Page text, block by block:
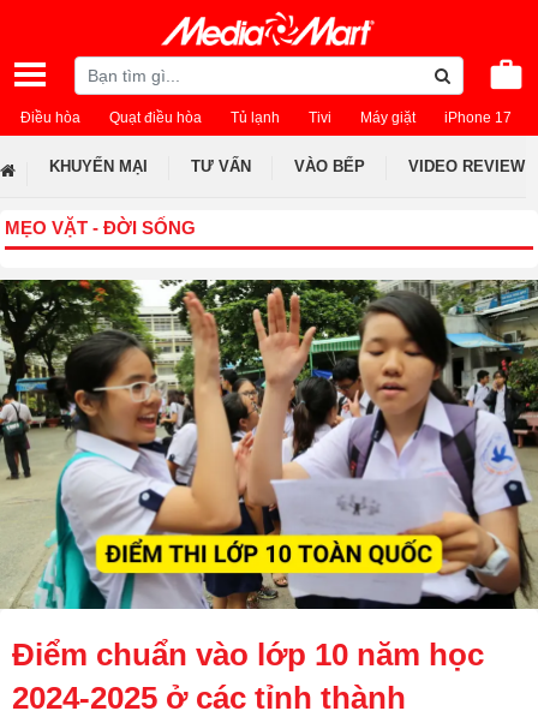
Điều hòa Quạt điều hòa Tủ lạnh Tivi Máy giặt iPhone 17
KHUYẾN MẠI TƯ VẤN VÀO BẾP VIDEO REVIEW
MẸO VẶT - ĐỜI SỐNG
Điểm chuẩn vào lớp 10 năm học
2024-2025 ở các tỉnh thành